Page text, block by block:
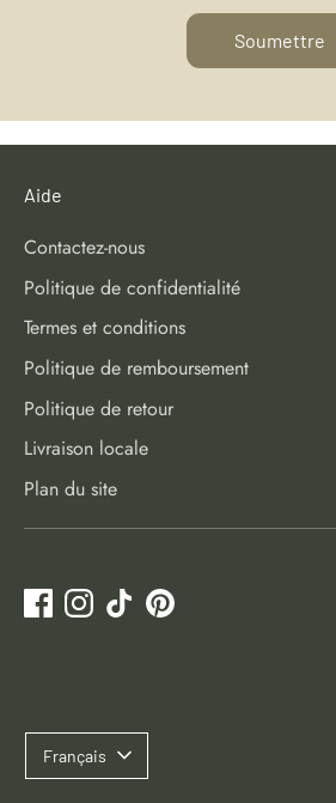
Soumettre
Aide
Contactez-nous
Politique de confidentialité
Termes et conditions
Politique de remboursement
Politique de retour
Livraison locale
Plan du site
Français